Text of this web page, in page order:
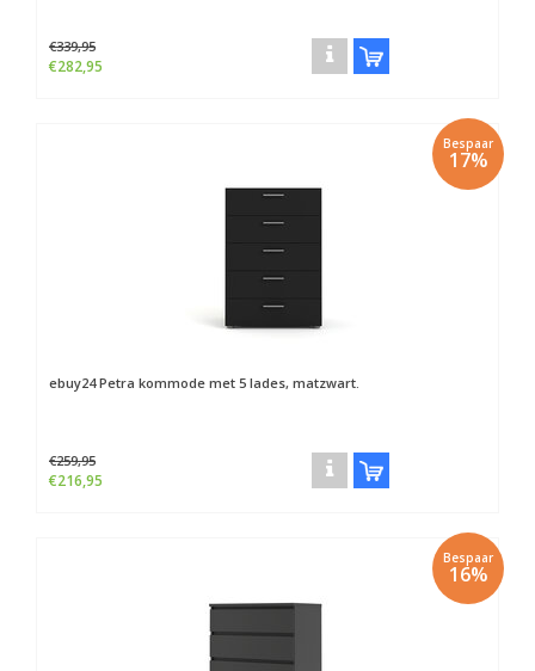
€339,95
€282,95
Bespaar
17%
ebuy24Petra kommode met 5 lades, matzwart.
€259,95
€216,95
Bespaar
16%